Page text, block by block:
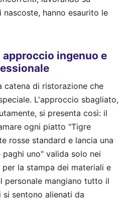
hanno esaurito le
ingenuo e
catena di ristorazione che
L'approccio sbagliato,
si presenta così: il
ogni piatto "Tigre
rosse standard e lancia una
uno" valida solo nei
la stampa dei materiali e
personale mangiano tutto il
sentono alienati da